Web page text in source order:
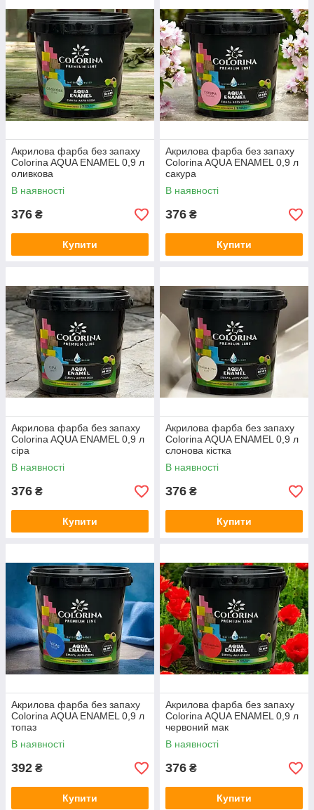
Акрилова фарба без запаху
Colorina AQUA ENAMEL 0,9 л
оливкова
В наявності
376 ₴
Купити
Акрилова фарба без запаху
Colorina AQUA ENAMEL 0,9 л
сакура
В наявності
376 ₴
Купити
Акрилова фарба без запаху
Colorina AQUA ENAMEL 0,9 л
сіра
В наявності
376 ₴
Купити
Акрилова фарба без запаху
Colorina AQUA ENAMEL 0,9 л
слонова кістка
В наявності
376 ₴
Купити
Акрилова фарба без запаху
Colorina AQUA ENAMEL 0,9 л
топаз
В наявності
392 ₴
Купити
Акрилова фарба без запаху
Colorina AQUA ENAMEL 0,9 л
червоний мак
В наявності
376 ₴
Купити